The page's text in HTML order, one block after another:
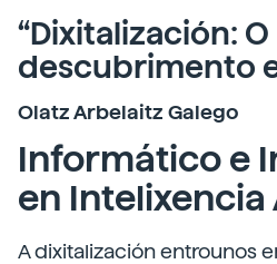
“Dixitalización: O
descubrimento
Olatz Arbelaitz Galego
Informático e
en
A dixitalización entrounos